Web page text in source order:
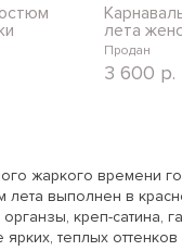
жаркого времени
лета выполнен в
креп-сатина,
ярких, теплых
лета
Продан
3 600 р.